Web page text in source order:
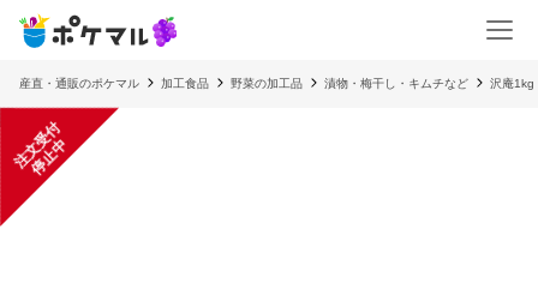
産直・通販のポケマル 加工食品 野菜の加工品 漬物・梅干し・キムチなど 沢庵1kg
注
文
受
付
停
止
中